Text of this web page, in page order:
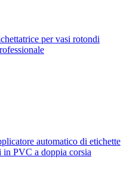
per vasi rotondi
automatico di etichette
in PVC a doppia corsia